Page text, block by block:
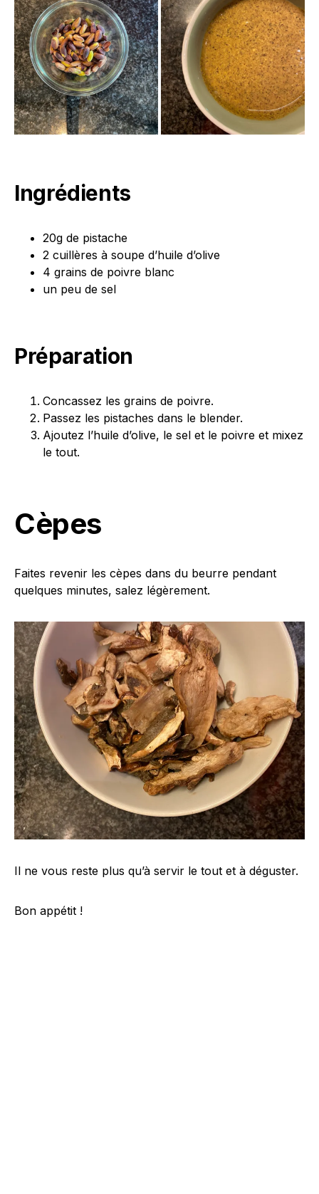
Ingrédients
20g de pistache
2 cuillères à soupe d’huile d’olive
4 grains de poivre blanc
un peu de sel
Préparation
Concassez les grains de poivre.
Passez les pistaches dans le blender.
Ajoutez l’huile d’olive, le sel et le poivre et mixez
le tout.
Cèpes
Faites revenir les cèpes dans du beurre pendant
quelques minutes, salez légèrement.
Il ne vous reste plus qu’à servir le tout et à déguster.
Bon appétit !